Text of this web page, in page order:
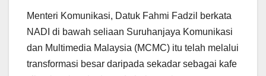
Menteri Komunikasi, Datuk Fahmi Fadzil berkata
NADI di bawah seliaan Suruhanjaya Komunikasi
dan Multimedia Malaysia (MCMC) itu telah melalui
transformasi besar daripada sekadar sebagai kafe